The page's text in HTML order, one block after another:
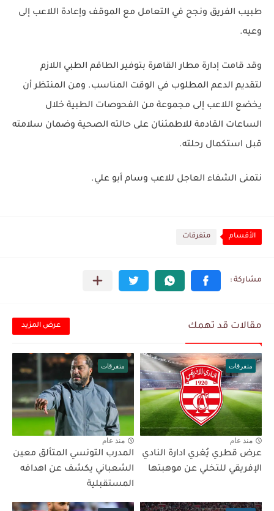
طبيب الفريق ونجح في التعامل مع الموقف وإعادة اللاعب إلى
وعيه.
وقد قامت إدارة مطار القاهرة بتوفير الطاقم الطبي اللازم
لتقديم الدعم المطلوب في الوقت المناسب. ومن المنتظر أن
يخضع اللاعب إلى مجموعة من الفحوصات الطبية خلال
الساعات القادمة للاطمئنان على حالته الصحية وضمان سلامته
قبل استكمال رحلته.
نتمنى الشفاء العاجل للاعب وسام أبو علي.
الأقسام متفرقات
مقالات قد تهمك عرض المزيد
متفرقات
منذ عام
عرض قطري يُغري ادارة النادي
الإفريقي للتخلي عن موهبتها
متفرقات
منذ عام
المدرب التونسي المتألق معين
الشعباني يكشف عن اهدافه
المستقبلية